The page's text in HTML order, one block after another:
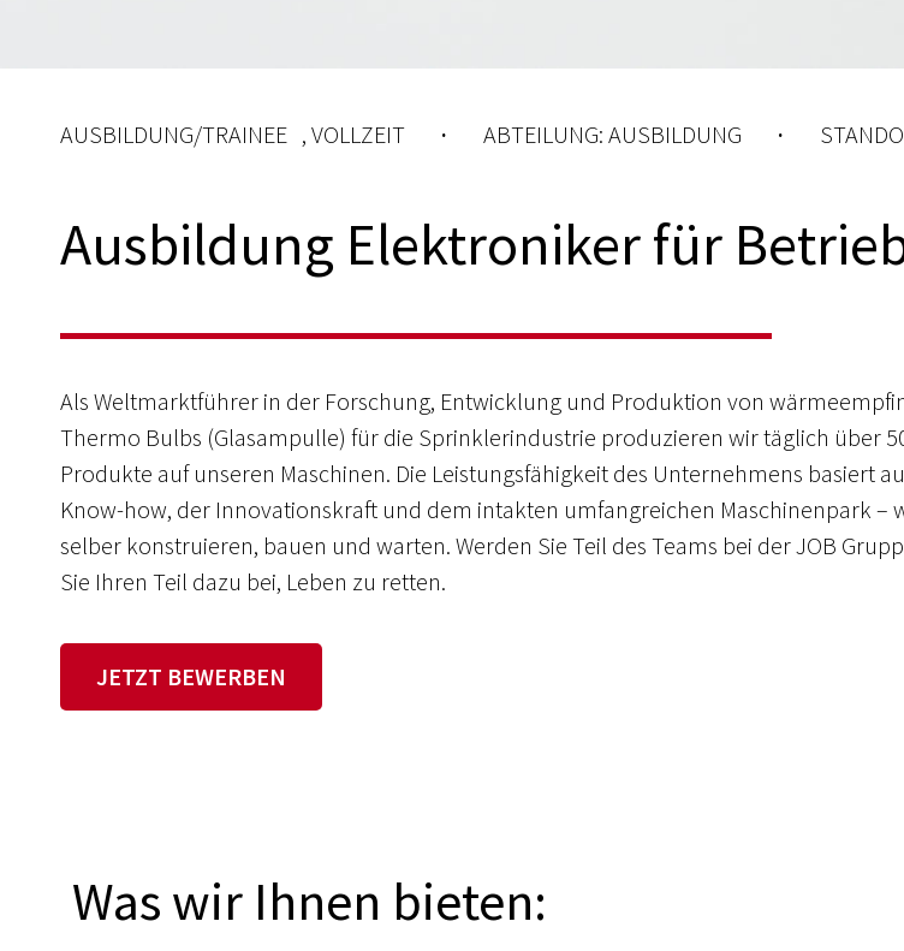
AUSBILDUNG/TRAINEE , VOLLZEIT · ABTEILUNG: AUSBILDUNG ·
Ausbildung Elektroniker für
Als Weltmarktführer in der Forschung, Entwicklung und Produktion von
Thermo Bulbs (Glasampulle) für die Sprinklerindustrie produzieren wir täglich über
Produkte auf unseren Maschinen. Die Leistungsfähigkeit des Unternehmens basiert
Know-how, der Innovationskraft und dem intakten umfangreichen Maschinenpark –
selber konstruieren, bauen und warten. Werden Sie Teil des Teams bei der JOB
Sie Ihren Teil dazu bei, Leben zu retten.
JETZT BEWERBEN
Was wir Ihnen bieten: